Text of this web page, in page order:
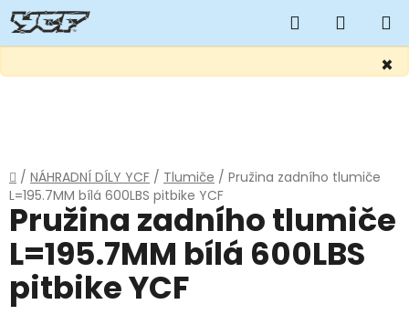
×
Hledat
KOŠÍK
Domů
/ NÁHRADNÍ DÍLY YCF / Tlumiče / Pružina zadního tlumiče
L=195.7MM bílá 600LBS pitbike YCF
Pružina zadního tlumiče
L=195.7MM bílá 600LBS
pitbike YCF